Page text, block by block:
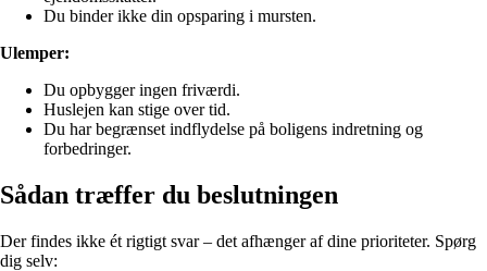
Du binder ikke din opsparing i mursten.
Ulemper:
Du opbygger ingen friværdi.
Huslejen kan stige over tid.
Du har begrænset indflydelse på boligens indretning og
forbedringer.
Sådan træffer du beslutningen
Der findes ikke ét rigtigt svar – det afhænger af dine prioriteter. Spørg
dig selv: